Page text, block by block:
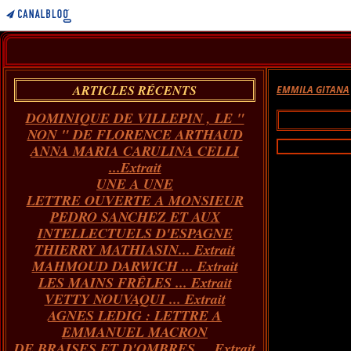
ARTICLES RÉCENTS
DOMINIQUE DE VILLEPIN , LE "
NON " DE FLORENCE ARTHAUD
ANNA MARIA CARULINA CELLI
...Extrait
UNE A UNE
LETTRE OUVERTE A MONSIEUR
PEDRO SANCHEZ ET AUX
INTELLECTUELS D'ESPAGNE
THIERRY MATHIASIN... Extrait
MAHMOUD DARWICH ... Extrait
LES MAINS FRÊLES ... Extrait
VETTY NOUVAQUI ... Extrait
AGNES LEDIG : LETTRE A
EMMANUEL MACRON
EMMILA GITANA